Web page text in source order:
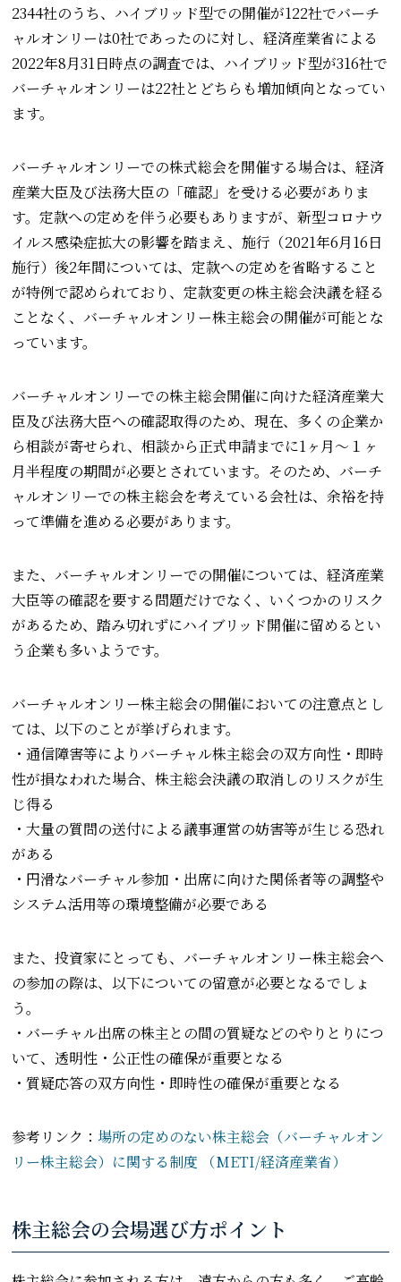
2344社のうち、ハイブリッド型での開催が122社でバーチ
ャルオンリーは0社であったのに対し、経済産業省による
2022年8月31日時点の調査では、ハイブリッド型が316社で
バーチャルオンリーは22社とどちらも増加傾向となってい
ます。
バーチャルオンリーでの株式総会を開催する場合は、経済
産業大臣及び法務大臣の「確認」を受ける必要がありま
す。定款への定めを伴う必要もありますが、新型コロナウ
イルス感染症拡大の影響を踏まえ、施行（2021年6月16日
施行）後2年間については、定款への定めを省略すること
が特例で認められており、定款変更の株主総会決議を経る
ことなく、バーチャルオンリー株主総会の開催が可能とな
っています。
バーチャルオンリーでの株主総会開催に向けた経済産業大
臣及び法務大臣への確認取得のため、現在、多くの企業か
ら相談が寄せられ、相談から正式申請までに1ヶ月～１ヶ
月半程度の期間が必要とされています。そのため、バーチ
ャルオンリーでの株主総会を考えている会社は、余裕を持
って準備を進める必要があります。
また、バーチャルオンリーでの開催については、経済産業
大臣等の確認を要する問題だけでなく、いくつかのリスク
があるため、踏み切れずにハイブリッド開催に留めるとい
う企業も多いようです。
バーチャルオンリー株主総会の開催においての注意点とし
ては、以下のことが挙げられます。
・通信障害等によりバーチャル株主総会の双方向性・即時
性が損なわれた場合、株主総会決議の取消しのリスクが生
じ得る
・大量の質問の送付による議事運営の妨害等が生じる恐れ
がある
・円滑なバーチャル参加・出席に向けた関係者等の調整や
システム活用等の環境整備が必要である
また、投資家にとっても、バーチャルオンリー株主総会へ
の参加の際は、以下についての留意が必要となるでしょ
う。
・バーチャル出席の株主との間の質疑などのやりとりにつ
いて、透明性・公正性の確保が重要となる
・質疑応答の双方向性・即時性の確保が重要となる
参考リンク： 場所の定めのない株主総会（バーチャルオン
リー株主総会）に関する制度 （METI/経済産業省）
株主総会の会場選び方ポイント